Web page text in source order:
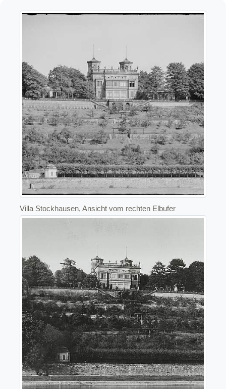
Villa Stockhausen, Ansicht vom rechten Elbufer